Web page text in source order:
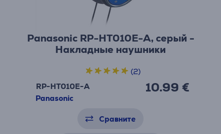
Panasonic RP-HT010E-A, серый -
Накладные наушники
RP-HT010E-A
Panasonic
10.99 €
(2)
Сравните